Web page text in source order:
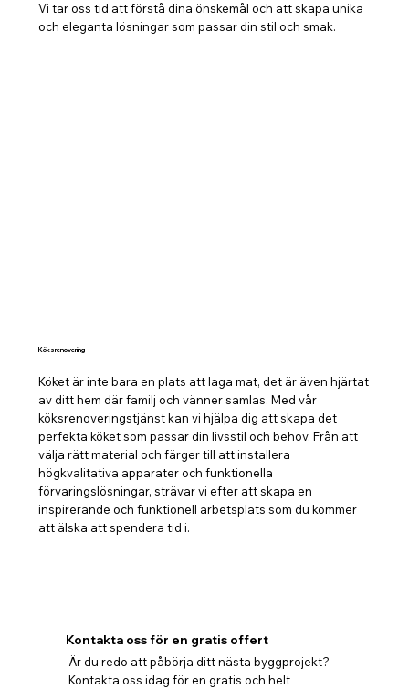
Vi tar oss tid att förstå dina önskemål och att skapa unika
och eleganta lösningar som passar din stil och smak.
Köksrenovering
Köket är inte bara en plats att laga mat, det är även hjärtat
av ditt hem där familj och vänner samlas. Med vår
köksrenoveringstjänst kan vi hjälpa dig att skapa det
perfekta köket som passar din livsstil och behov. Från att
välja rätt material och färger till att installera
högkvalitativa apparater och funktionella
förvaringslösningar, strävar vi efter att skapa en
inspirerande och funktionell arbetsplats som du kommer
att älska att spendera tid i.
Kontakta oss för en gratis offert
Är du redo att påbörja ditt nästa byggprojekt?
Kontakta oss idag för en gratis och helt